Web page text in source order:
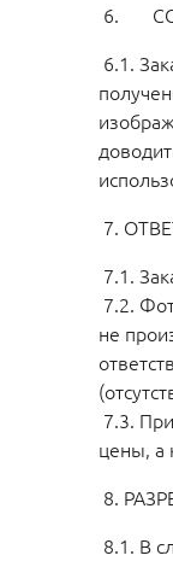
6.
6.1.
7.
7.1.
7.2.
не
7.3.
цены, а
8.
8.1. В